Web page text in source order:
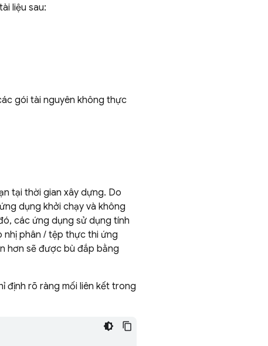
liệu sau:
gói tài nguyên không thực
tại thời gian xây dựng. Do
dụng khởi chạy và không
các ứng dụng sử dụng tính
nhị phân / tệp thực thi ứng
hơn sẽ được bù đắp bằng
định rõ ràng mối liên kết trong